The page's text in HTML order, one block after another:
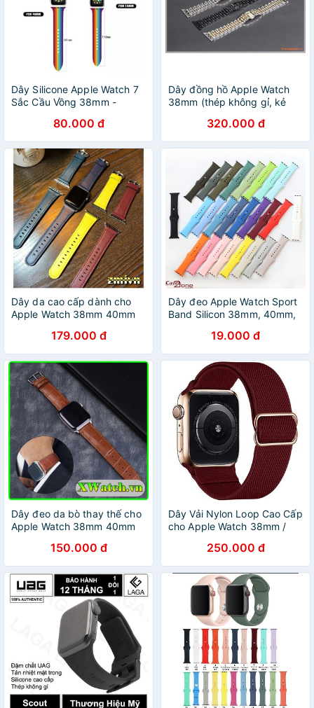
Dây Silicone Apple Watch 7
Sắc Cầu Vồng 38mm -
80.000 đ
Dây đồng hồ Apple Watch
38mm (thép không gỉ, kẻ
320.000 đ
Dây da cao cấp dành cho
Apple Watch 38mm 40mm
179.000 đ
Dây đeo Apple Watch Sport
Band Silicon 38mm, 40mm,
19.000 đ
Dây đeo da bò thay thế cho
Apple Watch 38mm 40mm
150.000 đ
Dây Vải Nylon Loop Cao Cấp
cho Apple Watch 38mm /
250.000 đ